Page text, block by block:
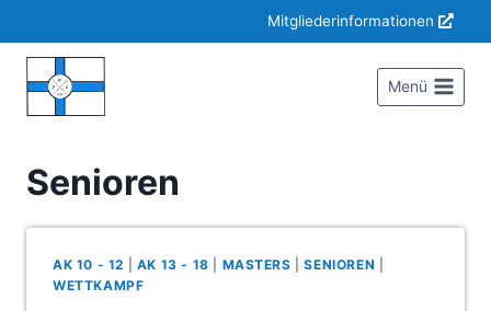
Inhalt
springen
Mitgliederinformationen
Menü
Senioren
AK 10 - 12 AK 13 - 18 MASTERS |SENIOREN
WETTKAMPF